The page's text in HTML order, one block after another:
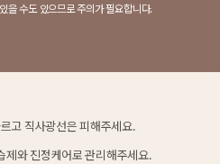
을 수도 있으므로 주의가 필요합니다.
고 직사광선은 피해주세요.
제와 진정케어로 관리해주세요.